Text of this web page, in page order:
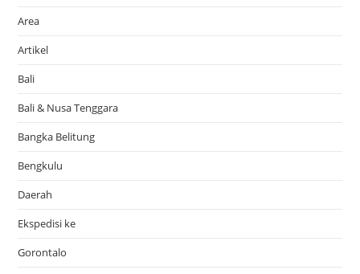
Area
Artikel
Bali
Bali & Nusa Tenggara
Bangka Belitung
Bengkulu
Daerah
Ekspedisi ke
Gorontalo